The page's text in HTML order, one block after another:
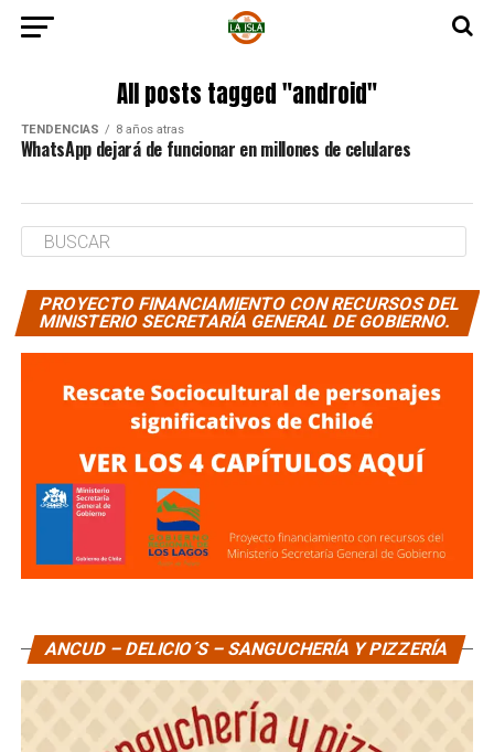
All posts tagged "android"
TENDENCIAS 8 años atras
WhatsApp dejará de funcionar en millones de celulares
PROYECTO FINANCIAMIENTO CON RECURSOS DEL
MINISTERIO SECRETARÍA GENERAL DE GOBIERNO.
ANCUD – DELICIO´S – SANGUCHERÍA Y PIZZERÍA